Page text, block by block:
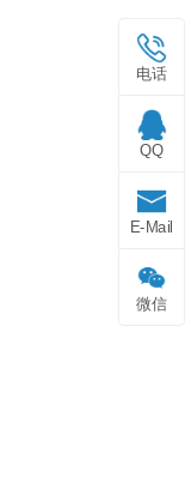
电话
QQ
E-Mail
微信